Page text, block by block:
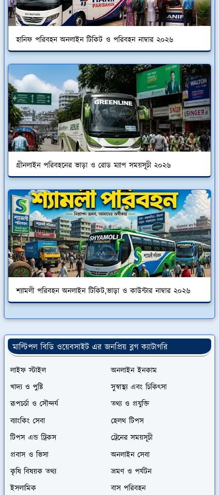
হানিফ পরিবহন অনলাইন টিকিট ও পরিবহন নাম্বার ২০২৬
গ্রীনলাইন পরিবহনের ভাড়া ও রোড ম্যাপ সময়সূচী ২০২৬
শ্যামলী পরিবহন অনলাইন টিকিট,ভাড়া ও কাউন্টার নাম্বার ২০২৬
মাল্টিপল বিডি ওয়েবসাইট এর জনপ্রিয় ব্লগ ক্যাটাগরি
লাইফ স্টাইল
অনলাইন ইনকাম
খাদ্য ও পুষ্টি
সুস্বাস্থ্য এবং চিকিৎসা
রূপচর্চা ও সৌন্দর্য
তথ্য ও প্রযুক্তি
ব্যাংকিং সেবা
হেলথ টিপস
টিপস এন্ড ট্রিকস
ট্রেনের সময়সূচী
প্রবাস ও ভিসা
অনলাইন সেবা
কৃষি বিষয়ক তথ্য
ভ্রমণ ও পর্যটন
ইসলামিক
বাস পরিবহন